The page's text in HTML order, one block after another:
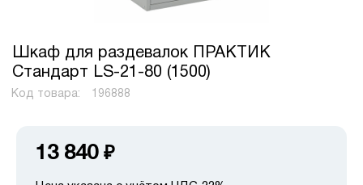
Шкаф для раздевалок ПРАКТИК
Стандарт LS-21-80 (1500)
Код товара: 196888
13 840 ₽